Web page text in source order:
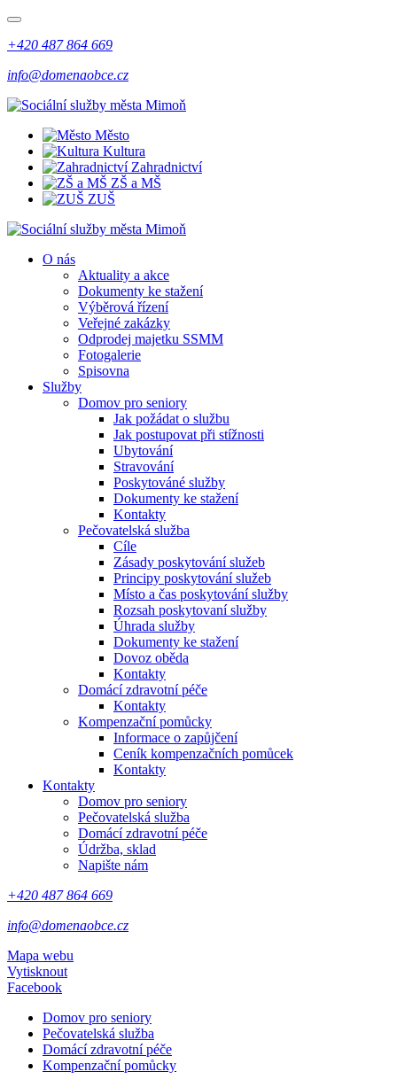
+420 487 864 669
info@domenaobce.cz
Město
Kultura
Zahradnictví
ZŠ a MŠ
ZUŠ
O nás
Aktuality a akce
Dokumenty ke stažení
Výběrová řízení
Veřejné zakázky
Odprodej majetku SSMM
Fotogalerie
Spisovna
Služby
Domov pro seniory
Jak požádat o službu
Jak postupovat při stížnosti
Ubytování
Stravování
Poskytováné služby
Dokumenty ke stažení
Kontakty
Pečovatelská služba
Cíle
Zásady poskytování služeb
Principy poskytování služeb
Místo a čas poskytování služby
Rozsah poskytovaní služby
Úhrada služby
Dokumenty ke stažení
Dovoz oběda
Kontakty
Domácí zdravotní péče
Kontakty
Kompenzační pomůcky
Informace o zapůjčení
Ceník kompenzačních pomůcek
Kontakty
Kontakty
Domov pro seniory
Pečovatelská služba
Domácí zdravotní péče
Údržba, sklad
Napište nám
+420 487 864 669
info@domenaobce.cz
Mapa webu
Vytisknout
Facebook
Domov pro seniory
Pečovatelská služba
Domácí zdravotní péče
Kompenzační pomůcky